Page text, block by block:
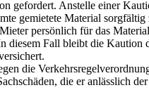
gefordert. Anstelle einer
gemietete Material
persönlich für das
diesem Fall bleibt die
die
die er anlässlich